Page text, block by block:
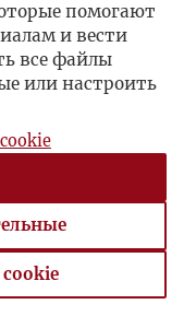
помогают
и вести
все файлы
или настроить